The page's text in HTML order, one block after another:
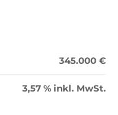
345.000 €
3,57 % inkl. MwSt.